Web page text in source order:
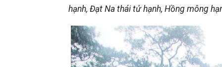
hạnh, Đạt Na thái tử hạnh, Hồng mông